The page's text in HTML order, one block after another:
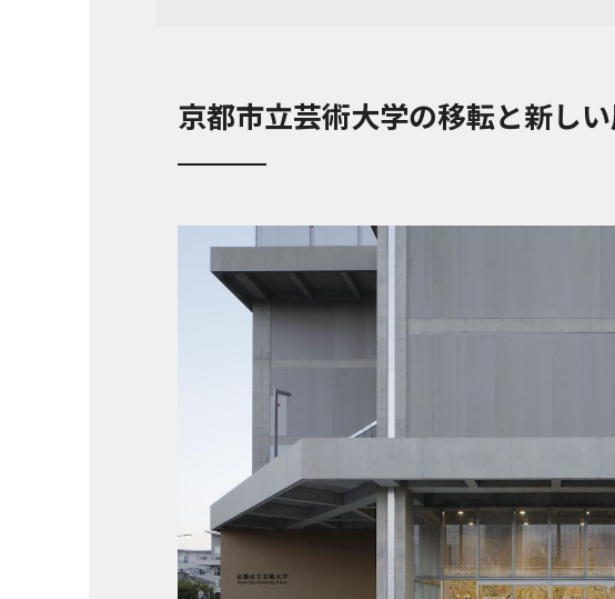
京都市立芸術大学の移転と新し